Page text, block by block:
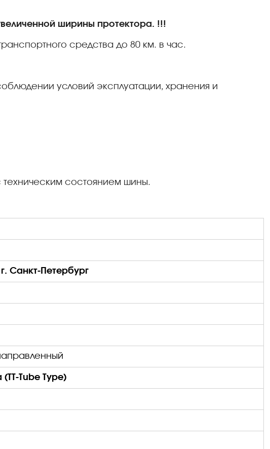
ширины протектора. !!!
средства до 80 км. в час.
условий эксплуатации, хранения и
техническим состоянием шины.
Санкт-Петербург
(TT-Tube Type)